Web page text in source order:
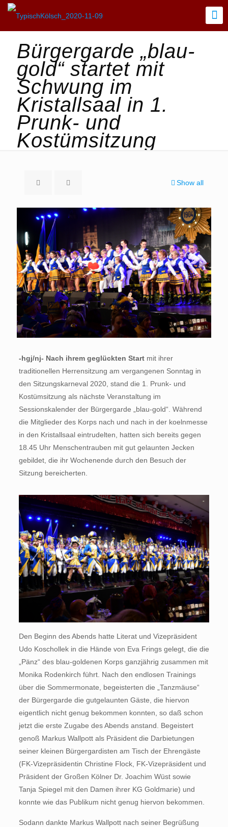
Bürgergarde „blau-
gold“ startet mit
Schwung im
Kristallsaal in 1.
Prunk- und
Kostümsitzung
Show all
-hgj/nj- Nach ihrem geglückten Startmit ihrer
traditionellen Herrensitzung am vergangenen Sonntag in
den Sitzungskarneval 2020, stand die 1. Prunk- und
Kostümsitzung als nächste Veranstaltung im
Sessionskalender der Bürgergarde „blau-gold“. Während
die Mitglieder des Korps nach und nach in der koelnmesse
in den Kristallsaal eintrudelten, hatten sich bereits gegen
18.45 Uhr Menschentrauben mit gut gelaunten Jecken
gebildet, die ihr Wochenende durch den Besuch der
Sitzung bereicherten.
Den Beginn des Abends hatte Literat und Vizepräsident
Udo Koschollek in die Hände von Eva Frings gelegt, die die
„Pänz“ des blau-goldenen Korps ganzjährig zusammen mit
Monika Rodenkirch führt. Nach den endlosen Trainings
über die Sommermonate, begeisterten die „Tanzmäuse“
der Bürgergarde die gutgelaunten Gäste, die hiervon
eigentlich nicht genug bekommen konnten, so daß schon
jetzt die erste Zugabe des Abends anstand. Begeistert
genoß Markus Wallpott als Präsident die Darbietungen
seiner kleinen Bürgergardisten am Tisch der Ehrengäste
(FK-Vizepräsidentin Christine Flock, FK-Vizepräsident und
Präsident der Großen Kölner Dr. Joachim Wüst sowie
Tanja Spiegel mit den Damen ihrer KG Goldmarie) und
konnte wie das Publikum nicht genug hiervon bekommen.
Sodann dankte Markus Wallpott nach seiner Begrüßung